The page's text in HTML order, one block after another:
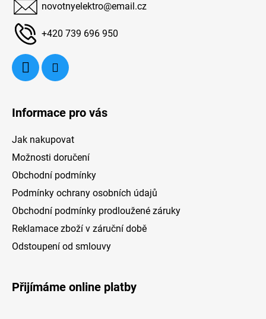
novotnyelektro@email.cz
+420 739 696 950
Informace pro vás
Jak nakupovat
Možnosti doručení
Obchodní podmínky
Podmínky ochrany osobních údajů
Obchodní podmínky prodloužené záruky
Reklamace zboží v záruční době
Odstoupení od smlouvy
Přijímáme online platby